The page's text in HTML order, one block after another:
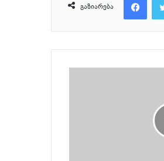
გაზიარება